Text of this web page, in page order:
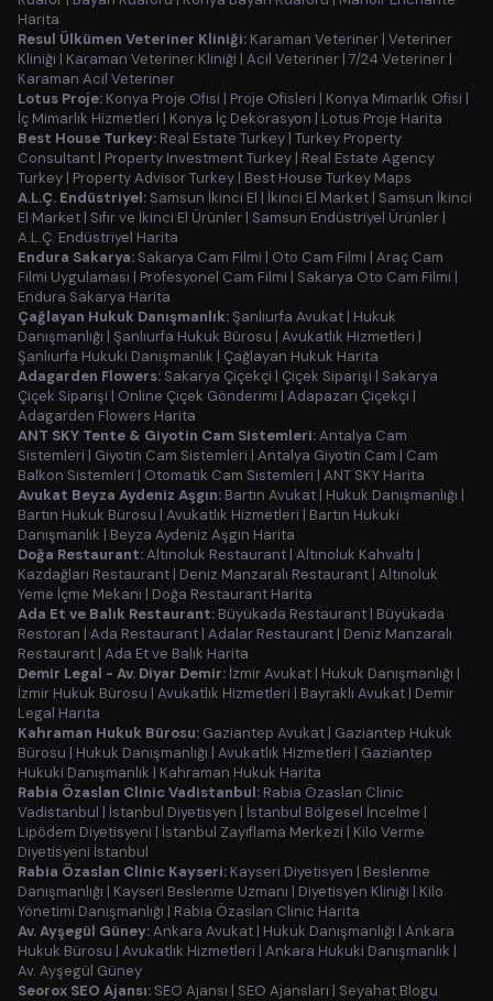
Harita
Resul Ülkümen Veteriner Kliniği: Karaman Veteriner | Veteriner
Kliniği | Karaman Veteriner Kliniği | Acil Veteriner | 7/24 Veteriner |
Karaman Acil Veteriner
Lotus Proje: Konya Proje Ofisi | Proje Ofisleri | Konya Mimarlık Ofisi |
İç Mimarlık Hizmetleri | Konya İç Dekorasyon | Lotus Proje Harita
Best House Turkey: Real Estate Turkey | Turkey Property
Consultant | Property Investment Turkey | Real Estate Agency
Turkey | Property Advisor Turkey | Best House Turkey Maps
A.L.Ç. Endüstriyel: Samsun İkinci El | İkinci El Market | Samsun İkinci
El Market | Sıfır ve İkinci El Ürünler | Samsun Endüstriyel Ürünler |
A.L.Ç. Endüstriyel Harita
Endura Sakarya: Sakarya Cam Filmi | Oto Cam Filmi | Araç Cam
Filmi Uygulaması | Profesyonel Cam Filmi | Sakarya Oto Cam Filmi |
Endura Sakarya Harita
Çağlayan Hukuk Danışmanlık:Şanlıurfa Avukat | Hukuk
Danışmanlığı | Şanlıurfa Hukuk Bürosu | Avukatlık Hizmetleri |
Şanlıurfa Hukuki Danışmanlık | Çağlayan Hukuk Harita
Adagarden Flowers: Sakarya Çiçekçi | Çiçek Siparişi | Sakarya
Çiçek Siparişi | Online Çiçek Gönderimi | Adapazarı Çiçekçi |
Adagarden Flowers Harita
ANT SKY Tente & Giyotin Cam Sistemleri:Antalya Cam
Sistemleri | Giyotin Cam Sistemleri | Antalya Giyotin Cam | Cam
Balkon Sistemleri | Otomatik Cam Sistemleri | ANT SKY Harita
Avukat Beyza Aydeniz Aşgın: Bartın Avukat | Hukuk Danışmanlığı |
Bartın Hukuk Bürosu | Avukatlık Hizmetleri | Bartın Hukuki
Danışmanlık | Beyza Aydeniz Aşgın Harita
Doğa Restaurant:Altınoluk Restaurant | Altınoluk Kahvaltı |
Kazdağları Restaurant | Deniz Manzaralı Restaurant | Altınoluk
Yeme İçme Mekanı | Doğa Restaurant Harita
Ada Et ve Balık Restaurant: Büyükada Restaurant | Büyükada
Restoran | Ada Restaurant | Adalar Restaurant | Deniz Manzaralı
Restaurant | Ada Et ve Balık Harita
Demir Legal - Av. Diyar Demir: İzmir Avukat | Hukuk Danışmanlığı |
İzmir Hukuk Bürosu | Avukatlık Hizmetleri | Bayraklı Avukat | Demir
Legal Harita
Kahraman Hukuk Bürosu: Gaziantep Avukat | Gaziantep Hukuk
Bürosu | Hukuk Danışmanlığı | Avukatlık Hizmetleri | Gaziantep
Hukuki Danışmanlık | Kahraman Hukuk Harita
Rabia Özaslan Clinic Vadistanbul: Rabia Özaslan Clinic
Vadistanbul | İstanbul Diyetisyen | İstanbul Bölgesel İncelme |
Lipödem Diyetisyeni | İstanbul Zayıflama Merkezi | Kilo Verme
Diyetisyeni İstanbul
Rabia Özaslan Clinic Kayseri: Kayseri Diyetisyen | Beslenme
Danışmanlığı | Kayseri Beslenme Uzmanı | Diyetisyen Kliniği | Kilo
Yönetimi Danışmanlığı | Rabia Özaslan Clinic Harita
Av. Ayşegül Güney:Ankara Avukat | Hukuk Danışmanlığı | Ankara
Hukuk Bürosu | Avukatlık Hizmetleri | Ankara Hukuki Danışmanlık |
Av. Ayşegül Güney
Seorox SEO Ajansı: SEO Ajansı | SEO Ajansları | Seyahat Blogu